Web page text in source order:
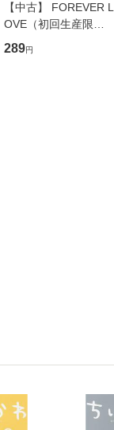
【中古】 FOREVER L
OVE（初回生産限定
盤） / 清水翔太×加藤
ミリヤ / [CD]【メール
289円